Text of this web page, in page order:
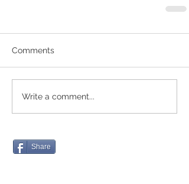
Comments
Write a comment...
Share